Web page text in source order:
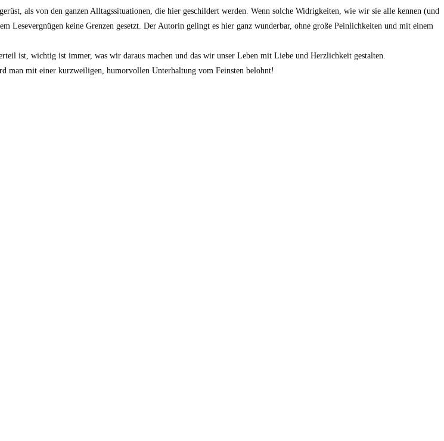
als von den ganzen Alltagssituationen, die hier geschildert werden. Wenn solche Widrigkeiten, wie wir sie alle kennen (und
Lesevergnügen keine Grenzen gesetzt. Der Autorin gelingt es hier ganz wunderbar, ohne große Peinlichkeiten und mit einem
ist, wichtig ist immer, was wir daraus machen und das wir unser Leben mit Liebe und Herzlichkeit gestalten.
man mit einer kurzweiligen, humorvollen Unterhaltung vom Feinsten belohnt!